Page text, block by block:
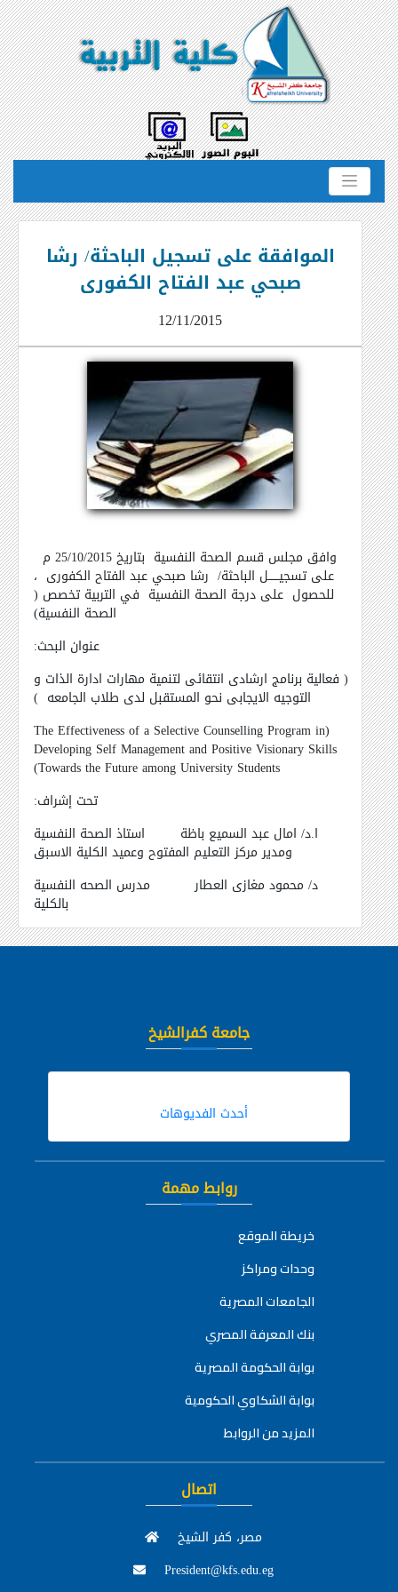
الموافقة على تسجيل الباحثة/ رشا
صبحي عبد الفتاح الكفورى
12/11/2015
وافق مجلس قسم الصحة النفسية بتاريخ 25/10/2015 م
على تسجيــــــل الباحثة/ رشا صبحي عبد الفتاح الكفورى ،
للحصول على درجة الصحة النفسية في التربية تخصص (
الصحة النفسية)
عنوان البحث:
( فعالية برنامج ارشادى انتقائى لتنمية مهارات ادارة الذات و
التوجيه الايجابى نحو المستقبل لدى طلاب الجامعه )
(
The Effectiveness of a Selective Counselling Program in
Developing Self Management and Positive Visionary Skills
Towards the Future among University Students
)
تحت إشراف:
ا.د/ امال عبد السميع باظة
استاذ الصحة النفسية
ومدير مركز التعليم المفتوح وعميد الكلية الاسبق
د/ محمود مغازى العطار مدرس الصحه النفسية
بالكلية
جامعة كفرالشيخ
أحدث الفديوهات
روابط مهمة
خريطة الموقع
وحدات ومراكز
الجامعات المصرية
بنك المعرفة المصري
بوابة الحكومة المصرية
بوابة الشكاوي الحكومية
المزيد من الروابط
اتصال
مصر، كفر الشيخ
President@kfs.edu.eg